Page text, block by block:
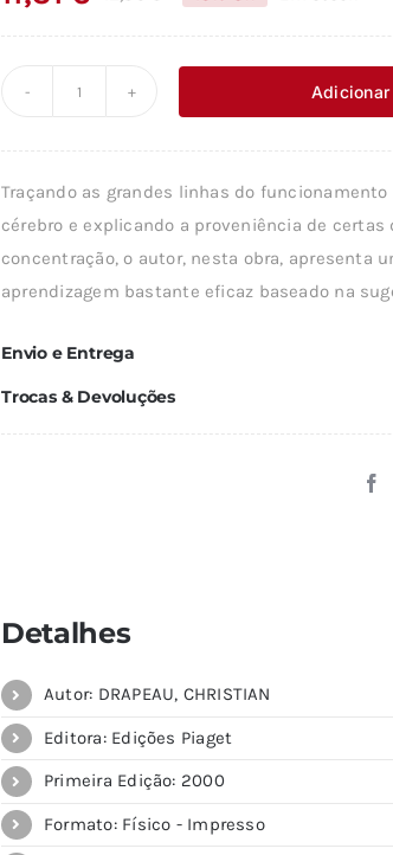
O
era:
O
é:
APRENDENDO
Adicionar
Traçando as grandes linhas do funcionamento
cérebro e explicando a proveniência de
concentração, o autor, nesta obra, apresenta
aprendizagem bastante eficaz baseado na
Envio e Entrega
Trocas & Devoluções
Detalhes
Autor: DRAPEAU, CHRISTIAN
Editora: Edições Piaget
Primeira Edição: 2000
Formato: Físico - Impresso